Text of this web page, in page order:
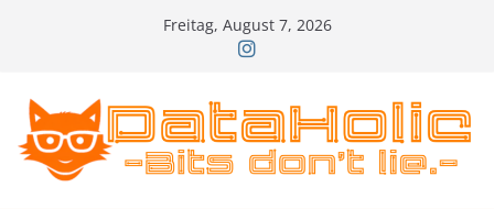
Freitag, August 7, 2026